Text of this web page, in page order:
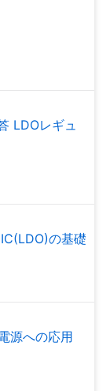
LDOレギュ
の基礎
源への応用